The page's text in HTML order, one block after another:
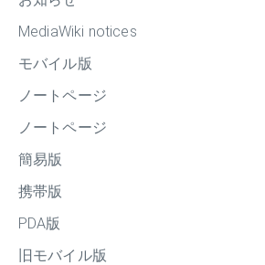
MediaWiki notices
モバイル版
ノートページ
ノートページ
簡易版
携帯版
PDA版
旧モバイル版